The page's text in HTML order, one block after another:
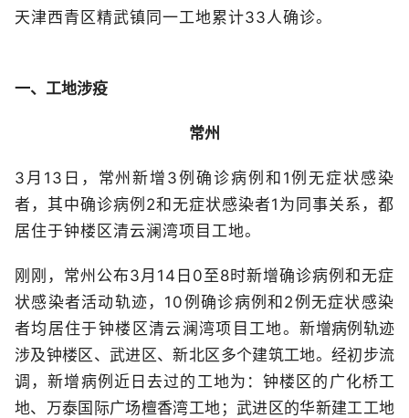
天津西青区精武镇同一工地累计33人确诊。
一、工地涉疫
常州
3月13日，常州新增3例确诊病例和1例无症状感染
者，其中确诊病例2和无症状感染者1为同事关系，都
居住于钟楼区清云澜湾项目工地。
刚刚，常州公布3月14日0至8时新增确诊病例和无症
状感染者活动轨迹，10例确诊病例和2例无症状感染
者均居住于钟楼区清云澜湾项目工地。新增病例轨迹
涉及钟楼区、武进区、新北区多个建筑工地。经初步流
调，新增病例近日去过的工地为：钟楼区的广化桥工
地、万泰国际广场檀香湾工地；武进区的华新建工工地